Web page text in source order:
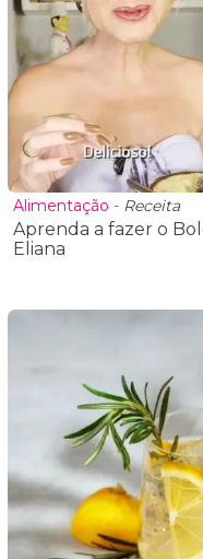
Alimentação - Receita
Aprenda a fazer o
Eliana